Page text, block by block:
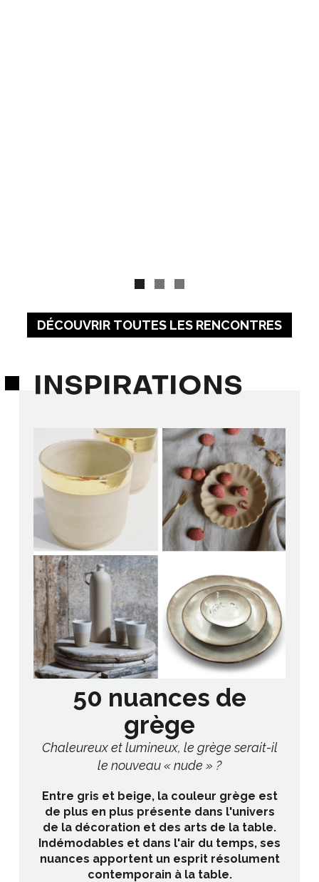
DÉCOUVRIR TOUTES LES RENCONTRES
INSPIRATIONS
50 nuances de
grège
Chaleureux et lumineux, le grège serait-il
le nouveau « nude » ?
Entre gris et beige, la couleur grège est
de plus en plus présente dans l'univers
de la décoration et des arts de la table.
Indémodables et dans l'air du temps, ses
nuances apportent un esprit résolument
contemporain à la table.